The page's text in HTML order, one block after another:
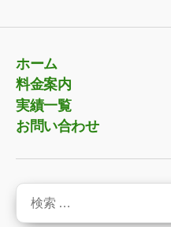
ホーム
料金案内
実績一覧
お問い合わせ
検